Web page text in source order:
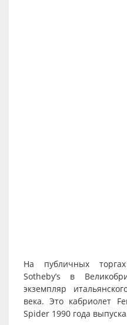
На публичных
Sotheby’s в
экземпляр
века. Это кабриолет
Spider 1990 года